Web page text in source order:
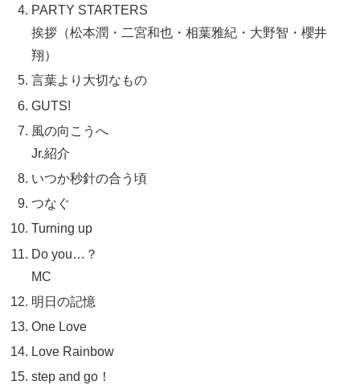
PARTY STARTERS
挨拶（松本潤・二宮和也・相葉雅紀・大野智・櫻井
翔）
言葉より大切なもの
GUTS!
風の向こうへ
Jr.紹介
いつか秒針の合う頃
つなぐ
Turning up
Do you…？
MC
明日の記憶
One Love
Love Rainbow
step and go！